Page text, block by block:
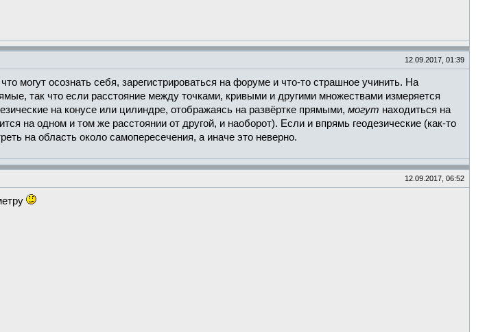
12.09.2017, 01:39
могут осознать себя, зарегистрироваться на форуме и что-то страшное учинить. На
так что если расстояние между точками, кривыми и другими множествами измеряется
на конусе или цилиндре, отображаясь на развёртке прямыми, могут находиться на
на одном и том же расстоянии от другой, и наоборот). Если и впрямь геодезические (как-то
на область около самопересечения, а иначе это неверно.
12.09.2017, 06:52